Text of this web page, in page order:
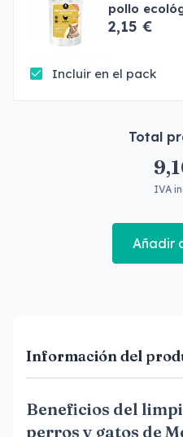
pollo
2,15 €
Incluir en el pack
Total
IVA
Añadir
Información del
Beneficios del
perros y gatos de